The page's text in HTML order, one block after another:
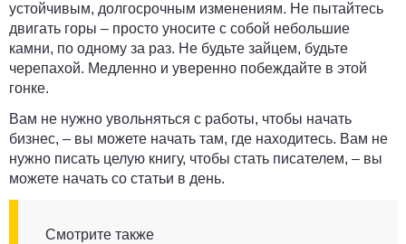
устойчивым, долгосрочным изменениям. Не пытайтесь
двигать горы – просто уносите с собой небольшие
камни, по одному за раз. Не будьте зайцем, будьте
черепахой. Медленно и уверенно побеждайте в этой
гонке.
Вам не нужно увольняться с работы, чтобы начать
бизнес, – вы можете начать там, где находитесь. Вам не
нужно писать целую книгу, чтобы стать писателем, – вы
можете начать со статьи в день.
Смотрите также